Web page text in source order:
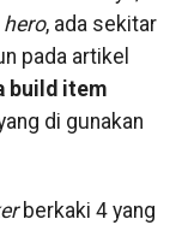
hero, ada sekitar
pada artikel
build item
di gunakan
berkaki 4 yang